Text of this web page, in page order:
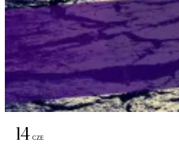
14 CZE